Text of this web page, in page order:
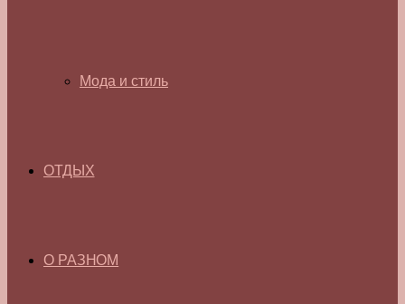
Мода и стиль
ОТДЫХ
О РАЗНОМ